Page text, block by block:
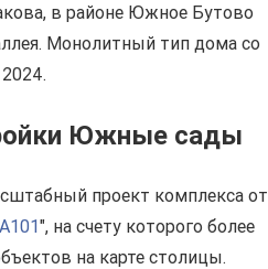
в районе Южное Бутово
Монолитный тип дома со
Южные сады
проект комплекса от
", на счету которого более
на карте столицы.